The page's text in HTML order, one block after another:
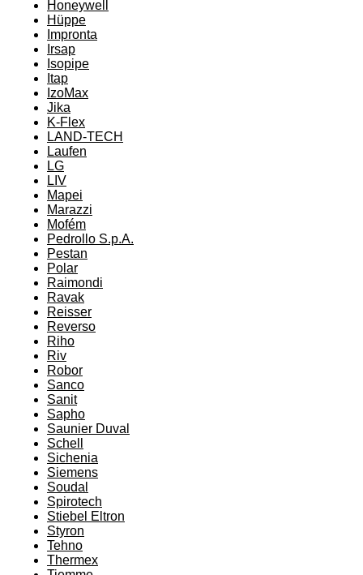
Honeywell
Hüppe
Impronta
Irsap
Isopipe
Itap
IzoMax
Jika
K-Flex
LAND-TECH
Laufen
LG
LIV
Mapei
Marazzi
Mofém
Pedrollo S.p.A.
Pestan
Polar
Raimondi
Ravak
Reisser
Reverso
Riho
Riv
Robor
Sanco
Sanit
Sapho
Saunier Duval
Schell
Sichenia
Siemens
Soudal
Spirotech
Stiebel Eltron
Styron
Tehno
Thermex